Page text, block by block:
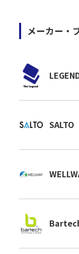
メーカー・
SALTO